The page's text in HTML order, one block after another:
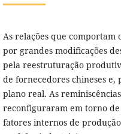
As relações que comportam
por grandes modificações
pela reestruturação
de fornecedores chineses
plano real. As
reconfiguraram em torno
fatores internos de